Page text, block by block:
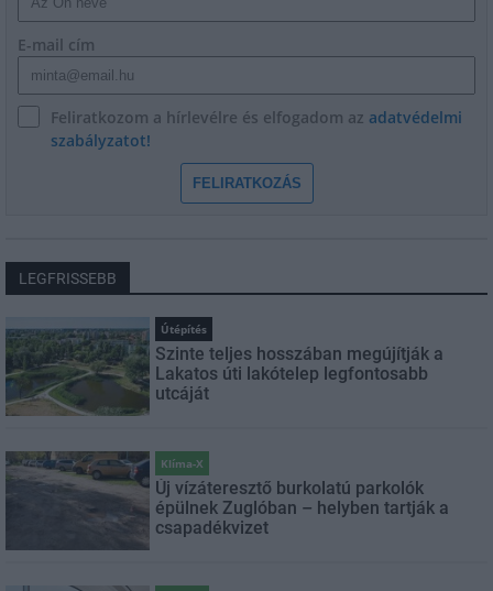
E-mail cím
Feliratkozom a hírlevélre és elfogadom az adatvédelmi
szabályzatot!
FELIRATKOZÁS
LEGFRISSEBB
Útépítés
Szinte teljes hosszában megújítják a
Lakatos úti lakótelep legfontosabb
utcáját
Klíma-X
Új vízáteresztő burkolatú parkolók
épülnek Zuglóban – helyben tartják a
csapadékvizet